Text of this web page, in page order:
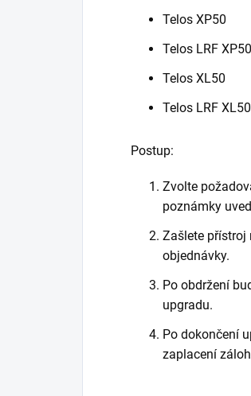
Telos XP50
Telos LRF XP50
Telos XL50
Telos LRF XL50
Postup:
Zvolte
poznámky
Zašlete přístroj
objednávky.
Po obdržení
upgradu.
Po dokončení
zaplacení